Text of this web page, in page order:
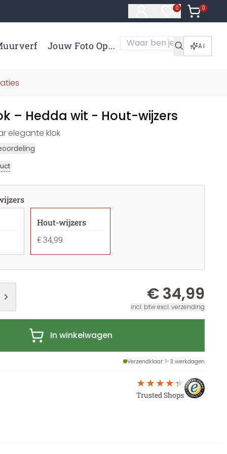
0
Artikelen in
0
Artikelen
Jouw Foto Op... AI
– Hedda wit - Hout-wijzers
elegante klok
Hout-wijzers
€ 34,99
€ 34,99
incl. btw excl. verzending
In winkelwagen
Verzendklaar: 1-3 werkdagen
Trusted Shops